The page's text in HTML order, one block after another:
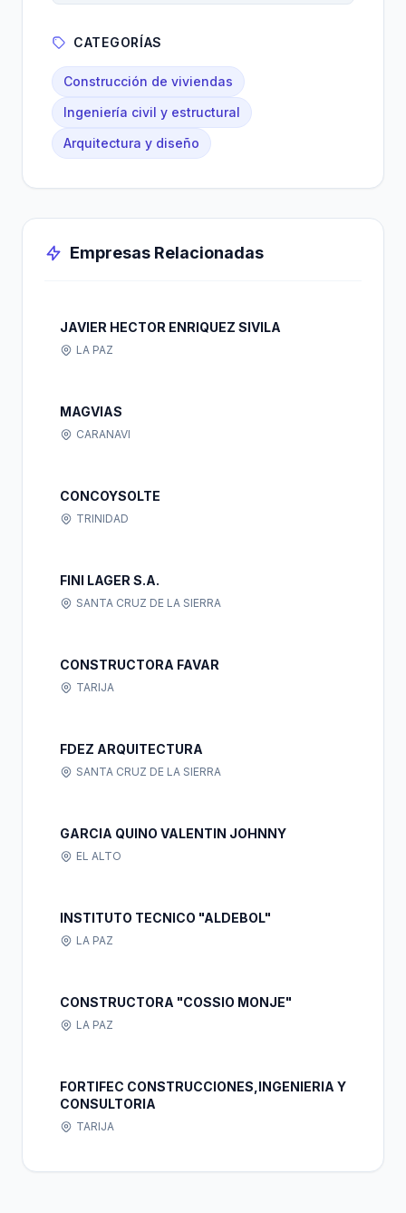
CATEGORÍAS
Construcción de viviendas
Ingeniería civil y estructural
Arquitectura y diseño
Empresas Relacionadas
JAVIER HECTOR ENRIQUEZ SIVILA
LA PAZ
MAGVIAS
CARANAVI
CONCOYSOLTE
TRINIDAD
FINI LAGER S.A.
SANTA CRUZ DE LA SIERRA
CONSTRUCTORA FAVAR
TARIJA
FDEZ ARQUITECTURA
SANTA CRUZ DE LA SIERRA
GARCIA QUINO VALENTIN JOHNNY
EL ALTO
INSTITUTO TECNICO "ALDEBOL"
LA PAZ
CONSTRUCTORA "COSSIO MONJE"
LA PAZ
FORTIFEC CONSTRUCCIONES,INGENIERIA Y
CONSULTORIA
TARIJA